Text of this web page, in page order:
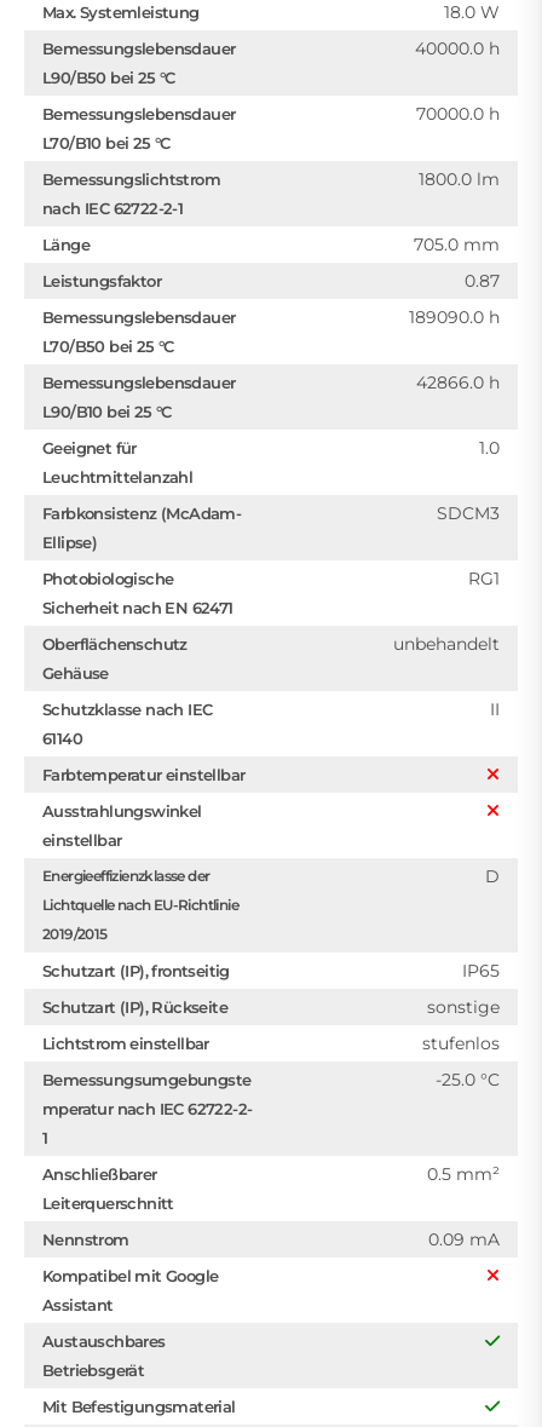
Max. Systemleistung 18.0 W
Bemessungslebensdauer
L90/B50 bei 25 °C
40000.0 h
Bemessungslebensdauer
L70/B10 bei 25 °C
70000.0 h
Bemessungslichtstrom
nach IEC 62722-2-1
1800.0 lm
Länge 705.0 mm
Leistungsfaktor 0.87
Bemessungslebensdauer
L70/B50 bei 25 °C
189090.0 h
Bemessungslebensdauer
L90/B10 bei 25 °C
42866.0 h
Geeignet für
Leuchtmittelanzahl
1.0
Farbkonsistenz (McAdam-
Ellipse)
SDCM3
Photobiologische
Sicherheit nach EN 62471
RG1
Oberflächenschutz
Gehäuse
unbehandelt
Schutzklasse nach IEC
61140
II
Farbtemperatur einstellbar
Ausstrahlungswinkel
einstellbar
Energieeffizienzklasse der
Lichtquelle nach EU-Richtlinie
2019/2015
D
Schutzart (IP), frontseitig IP65
Schutzart (IP), Rückseite sonstige
Lichtstrom einstellbar stufenlos
Bemessungsumgebungste
mperatur nach IEC 62722-2-
1
-25.0 °C
Anschließbarer
Leiterquerschnitt
0.5 mm²
Nennstrom 0.09 mA
Kompatibel mit Google
Assistant
Austauschbares
Betriebsgerät
Mit Befestigungsmaterial